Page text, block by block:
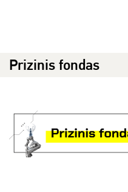
Prizinis fondas